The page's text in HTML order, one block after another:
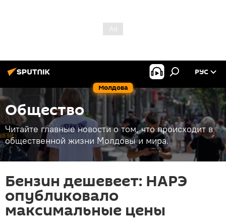
Молдова
РУС
Общество
Читайте главные новости о том, что происходит в
общественной жизни Молдовы и мира.
Бензин дешевеет: НАРЭ
опубликовало
максимальные цены